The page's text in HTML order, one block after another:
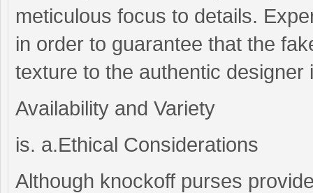
meticulous focus to details.
in order to guarantee that the
texture to the authentic designer
Availability and Variety
is. a.Ethical Considerations
Although knockoff purses